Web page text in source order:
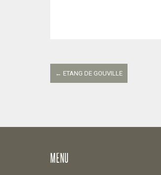
entre
← ETANG DE GOUVILLE
MENU